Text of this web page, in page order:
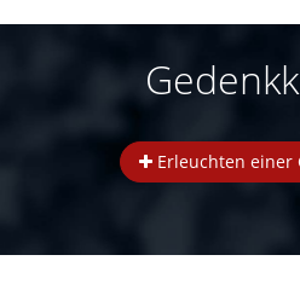
Erleuchten einer